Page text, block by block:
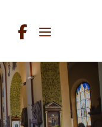
Menu